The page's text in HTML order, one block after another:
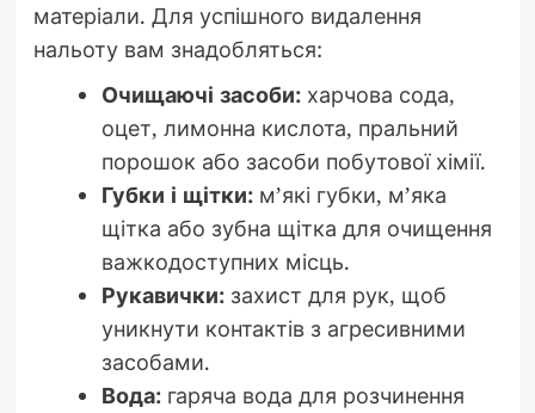
матеріали. Для успішного видалення
нальоту вам знадобляться:
Очищаючі засоби:харчова сода,
оцет, лимонна кислота, пральний
порошок або засоби побутової хімії.
Губки і щітки:м’які губки, м’яка
щітка або зубна щітка для очищення
важкодоступних місць.
Рукавички:захист для рук, щоб
уникнути контактів з агресивними
засобами.
Вода:гаряча вода для розчинення